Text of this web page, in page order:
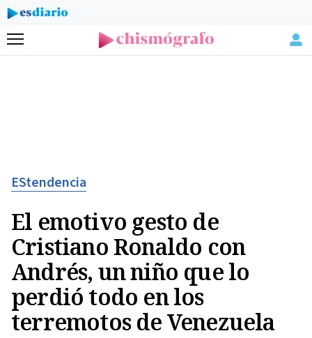
Menú
EStendencia
El emotivo gesto de
Cristiano Ronaldo con
Andrés, un niño que lo
perdió todo en los
terremotos de Venezuela